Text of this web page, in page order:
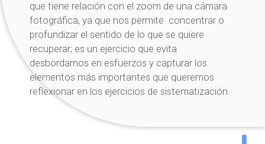
que tiene relación con el zoom de una cámara
fotográfica, ya que nos permite concentrar o
profundizar el sentido de lo que se quiere
recuperar; es un ejercicio que evita
desbordarnos en esfuerzos y capturar los
elementos más importantes que queremos
reflexionar en los ejercicios de sistematización.